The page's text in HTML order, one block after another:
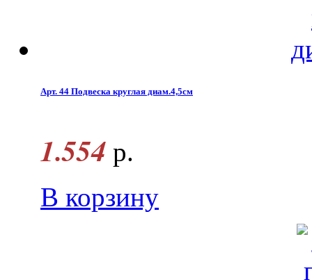
Арт. 44 Подвеска круглая диам.4,5см
1.554 р.
В корзину